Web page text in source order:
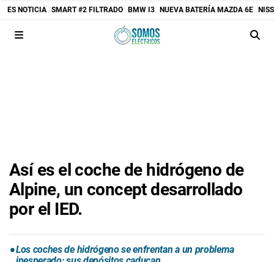
ES NOTICIA SMART #2 FILTRADO BMW I3 NUEVA BATERÍA MAZDA 6E
Así es el coche de hidrógeno de
Alpine, un concept desarrollado
por el IED.
Los coches de hidrógeno se enfrentan a un problema